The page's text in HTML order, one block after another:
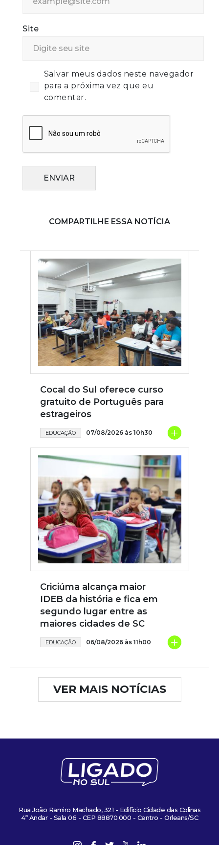
Site
Salvar meus dados neste navegador
para a próxima vez que eu
comentar.
ENVIAR
COMPARTILHE ESSA NOTÍCIA
Cocal do Sul oferece curso
gratuito de Português para
estrageiros
EDUCAÇÃO 07/08/2026 às 10h30 +
Criciúma alcança maior
IDEB da história e fica em
segundo lugar entre as
maiores cidades de SC
EDUCAÇÃO 06/08/2026 às 11h00 +
VER MAIS NOTÍCIAS
Rua João Ramiro Machado, 321 - Edifício Cidade das Colinas
4º Andar - Sala 06 - CEP 88870.000 - Centro - Orleans/SC